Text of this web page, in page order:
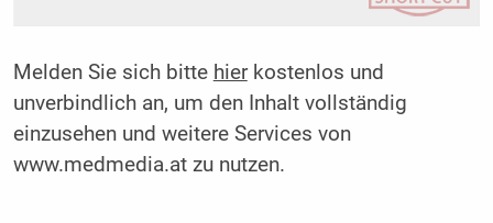
Melden Sie sich bitte hierkostenlos und
unverbindlich an, um den Inhalt vollständig
einzusehen und weitere Services von
www.medmedia.at zu nutzen.